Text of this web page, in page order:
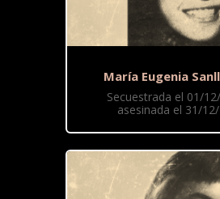
María Eugenia
Secuestrada el 01/
asesinada el 31/